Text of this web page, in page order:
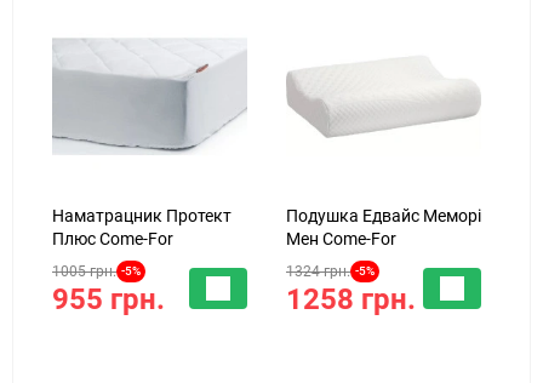
Наматрацник Протект
Плюс Come-For
1005 грн. -5%
955 грн.
Подушка Едвайс Меморі
Мен Come-For
1324 грн. -5%
1258 грн.